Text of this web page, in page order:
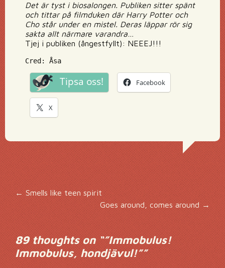
Det är tyst i biosalongen. Publiken sitter spänt
och tittar på filmduken där Harry Potter och
Cho står under en mistel. Deras läppar rör sig
sakta allt närmare varandra…
Tjej i publiken (ångestfyllt): NEEEJ!!!
Cred: Åsa
Tipsa oss! Facebook
X
Inläggsnavigering
← Smells like teen spirit
Goes around, comes around→
89 thoughts on “”Immobulus!
Immobulus, hondjävul!””